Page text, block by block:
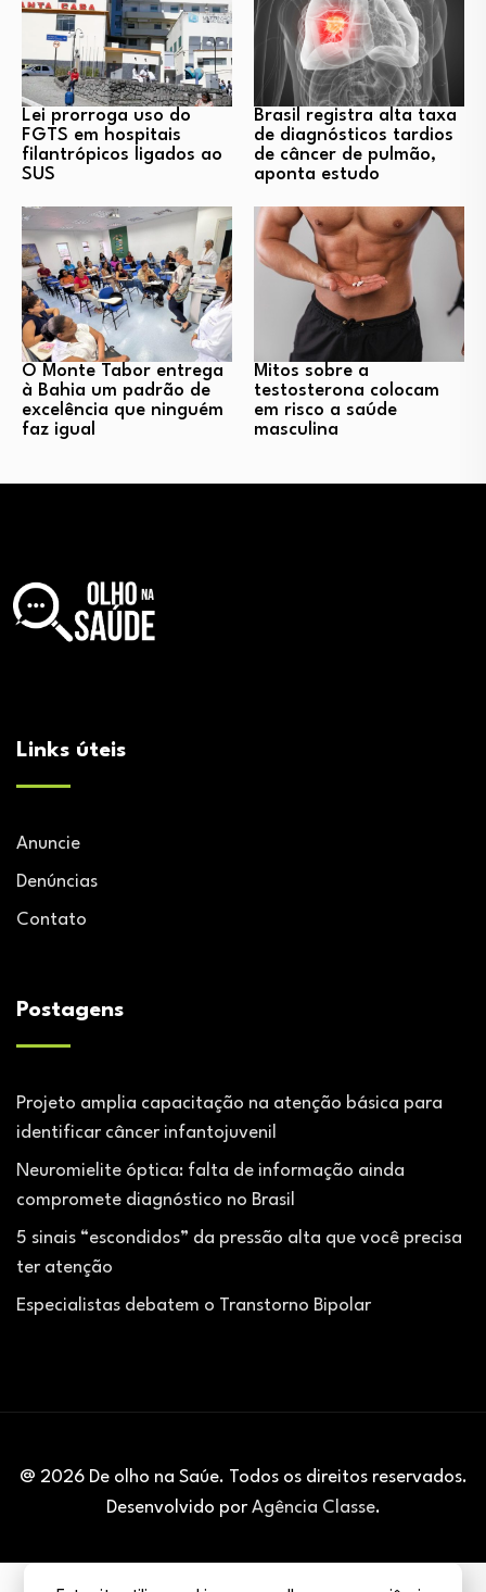
Lei prorroga uso do
FGTS em hospitais
filantrópicos ligados ao
SUS
Brasil registra alta taxa
de diagnósticos tardios
de câncer de pulmão,
aponta estudo
O Monte Tabor entrega
à Bahia um padrão de
excelência que ninguém
faz igual
Mitos sobre a
testosterona colocam
em risco a saúde
masculina
Links úteis
Anuncie
Denúncias
Contato
Postagens
Projeto amplia capacitação na atenção básica para
identificar câncer infantojuvenil
Neuromielite óptica: falta de informação ainda
compromete diagnóstico no Brasil
5 sinais “escondidos” da pressão alta que você precisa
ter atenção
Especialistas debatem o Transtorno Bipolar
@ 2026 De olho na Saúe. Todos os direitos reservados.
Desenvolvido por Agência Classe.